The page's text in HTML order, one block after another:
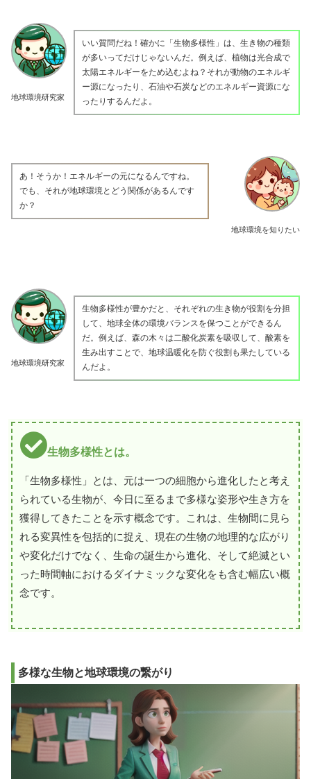
地球環境研究家
いい質問だね！確かに「生物多様性」は、生き物の種類
が多いってだけじゃないんだ。例えば、植物は光合成で
太陽エネルギーをため込むよね？それが動物のエネルギ
ー源になったり、石油や石炭などのエネルギー資源にな
ったりするんだよ。
地球環境を知りたい
あ！そうか！エネルギーの元になるんですね。
でも、それが地球環境とどう関係があるんです
か？
地球環境研究家
生物多様性が豊かだと、それぞれの生き物が役割を分担
して、地球全体の環境バランスを保つことができるん
だ。例えば、森の木々は二酸化炭素を吸収して、酸素を
生み出すことで、地球温暖化を防ぐ役割も果たしている
んだよ。
生物多様性とは。
「生物多様性」とは、元は一つの細胞から進化したと考え
られている生物が、今日に至るまで多様な姿形や生き方を
獲得してきたことを示す概念です。これは、生物間に見ら
れる変異性を包括的に捉え、現在の生物の地理的な広がり
や変化だけでなく、生命の誕生から進化、そして絶滅とい
った時間軸におけるダイナミックな変化をも含む幅広い概
念です。
多様な生物と地球環境の繋がり